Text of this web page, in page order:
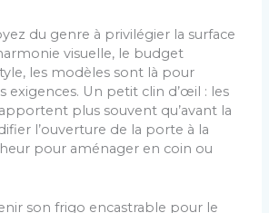
du genre à privilégier la surface
visuelle, le budget
les modèles sont là pour
exigences. Un petit clin d’œil : les
plus souvent qu’avant la
l’ouverture de la porte à la
pour aménager en coin ou
son frigo encastrable pour le